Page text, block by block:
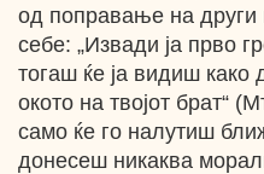
од поправање на
себе: „Извади ја прво
тогаш ќе ја видиш како
окото на твојот брат“
само ќе го налутиш
донесеш никаква